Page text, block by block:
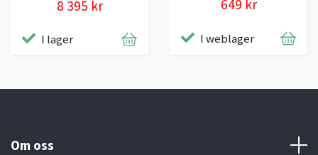
8 395 kr
I lager
649 kr
I weblager
Om oss